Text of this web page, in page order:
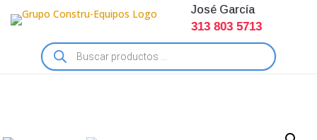
José García
313 803 5713
Búsqueda
de
productos